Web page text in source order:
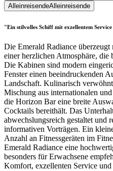
AlleinreisendeAlleinreisende
"Ein stilvolles Schiff mit exzellentem
Die Emerald Radiance
einer herzlichen Atmosphäre, die
Die Kabinen sind modern
Fenster einen beeindruckenden
Landschaft. Kulinarisch
Mischung aus internationalen
die Horizon Bar eine breite
Cocktails bereithält. Das
abwechslungsreich gestaltet
informativen Vorträgen. Ein
Anzahl an Fitnessgeräten im
Emerald Radiance eine
besonders für Erwachsene
Komfort, exzellenten Service